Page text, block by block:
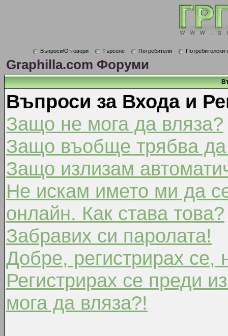
Въпроси/Отговори Търсене Потребители Потребителски
Graphilla.com Форуми
Въпроси за Входа и
Защо не мога да вляза?
Защо въобще трябва да
Защо излизам
Не искам името ми да
онлайн. Как става това?
Забравих си паролата!
Добре, регистрирах се,
Регистрирах се преди
мога да вляза?!